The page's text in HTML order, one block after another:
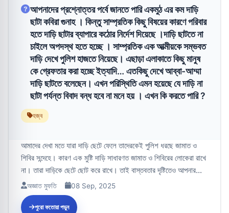
আপনাদের প্রশ্নোত্তর পর্বে জানতে পারি একমুঠ এর কম দাড়ি
ছাটা কবিরা গুনাহ । কিন্তু সাম্প্রতিক কিছু বিষয়ের কারণে পরিবার
হতে দাড়ি ছাটার ব্যাপারে কঠোর নির্দেশ দিয়েছে ।দাড়ি ছাটতে না
চাইলে অপদস্থ হতে হচ্ছে । সাম্প্রতিক এক আত্মীয়কে সম্ভবত
দাড়ি দেখে পুলিশ হাজতে নিয়েছে। এছাড়া এলাকাতে কিছু মানুষ
কে গ্রেফতার করা হচ্ছে ইত্যাদি… এতকিছু দেখে আব্বা-আম্মা
দাড়ি ছাটতে বলেছেন। এখন পরিস্থিতি এমন হয়েছে যে দাড়ি না
ছাটা পর্যন্ত বিবাদ বন্ধ হবে না মনে হয় । এখন কি করতে পারি ?
হজ্ব
আমাদের দেখা মতে যারা দাড়ি ছেটে ফেলে তাদেরকেই পুলিশ ধরছে জামাত ও
শিবির সন্দেহে। কারণ এক মুষ্টি দাড়ি সাধারণত জামাত ও শিবিরের লোকেরা রাখে
না। তারা দাড়িকে ছেটে ছোট করে রাখে। তাই বাস্তবতার দৃষ্টিতেও আপনার...
অজ্ঞাত মুফতি 08 Sep, 2025
পুরো ফতোয়া পড়ুন